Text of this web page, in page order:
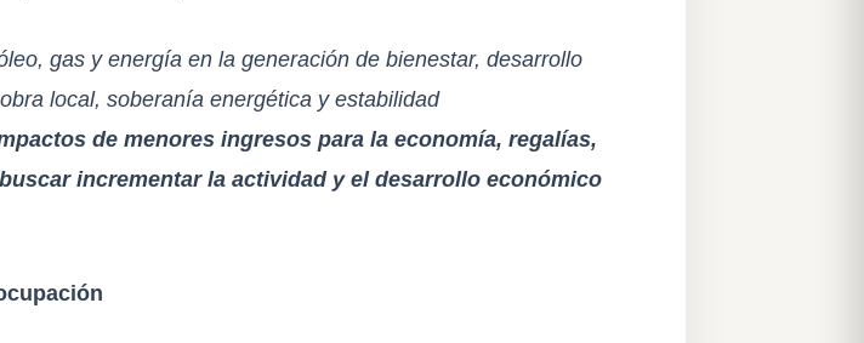
gas y energía en la generación de bienestar, desarrollo
local, soberanía energética y estabilidad
de menores ingresos para la economía, regalías,
incrementar la actividad y el desarrollo económico